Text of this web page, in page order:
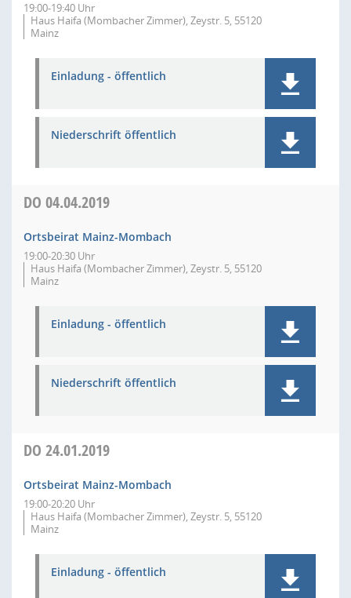
19:00-19:40 Uhr
Haus Haifa (Mombacher Zimmer), Zeystr. 5, 55120
Mainz
Einladung - öffentlich
Niederschrift öffentlich
DO 04.04.2019
Ortsbeirat Mainz-Mombach
19:00-20:30 Uhr
Haus Haifa (Mombacher Zimmer), Zeystr. 5, 55120
Mainz
Einladung - öffentlich
Niederschrift öffentlich
DO 24.01.2019
Ortsbeirat Mainz-Mombach
19:00-20:20 Uhr
Haus Haifa (Mombacher Zimmer), Zeystr. 5, 55120
Mainz
Einladung - öffentlich